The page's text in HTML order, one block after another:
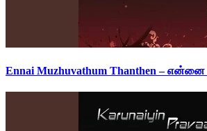
Ennai Muzhuvathum Thanthen – என்னை